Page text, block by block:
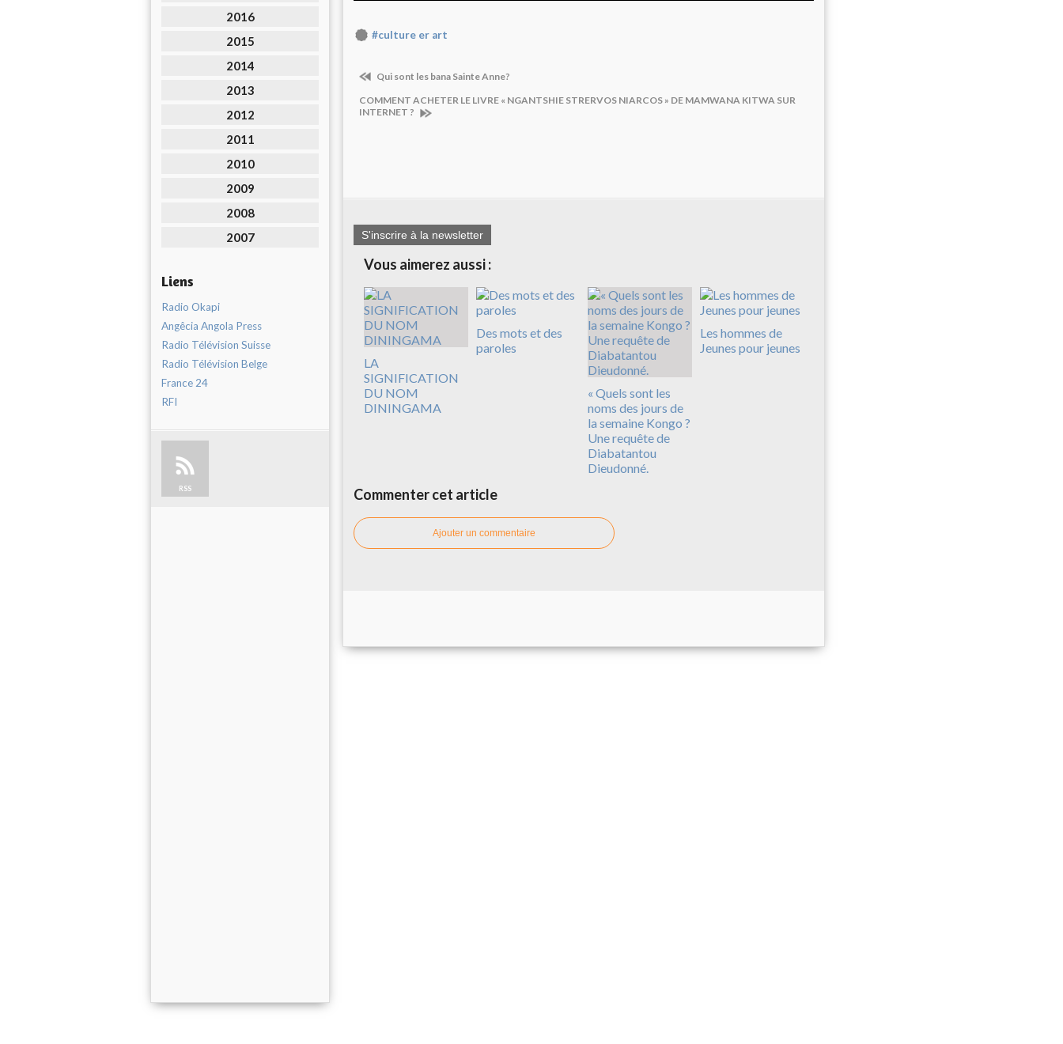
2016
2015
2014
2013
2012
2011
2010
2009
2008
2007
Liens
Radio Okapi
Angêcia Angola Press
Radio Télévision Suisse
Radio Télévision Belge
France 24
RFI
RSS
#culture er art
Qui sont les bana Sainte Anne?
COMMENT ACHETER LE LIVRE « NGANTSHIE STRERVOS NIARCOS » DE MAMWANA KITWA SUR
INTERNET ?
S'inscrire à la newsletter
Vous aimerez aussi :
LA
SIGNIFICATION
DU NOM
DININGAMA
Des mots et des
paroles
« Quels sont les
noms des jours de
la semaine Kongo ?
Une requête de
Diabatantou
Dieudonné.
Les hommes de
Jeunes pour jeunes
Commenter cet article
Ajouter un commentaire